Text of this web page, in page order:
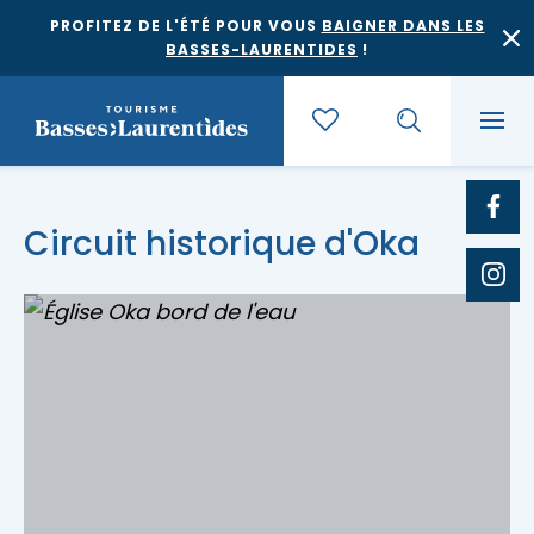
PROFITEZ DE L'ÉTÉ POUR VOUS BAIGNER DANS LES
BASSES-LAURENTIDES !
Quoi faire
Agrotourisme et saveurs régionales
Où dormir
Circuit historique d'Oka